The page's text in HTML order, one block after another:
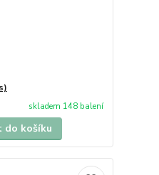
skladem 148 balení
do košíku